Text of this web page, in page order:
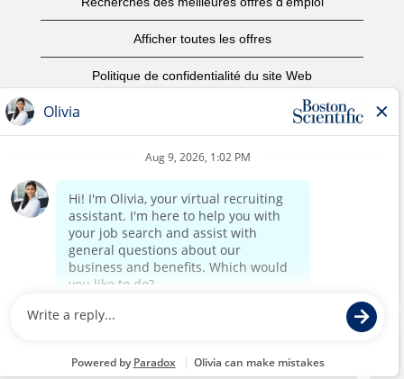
Afficher toutes les offres
Politique de confidentialité du site Web
Page d'accueil du site de l'entreprise
©2017 Boston Scientific ou ses filiales. Tous droits réservés.